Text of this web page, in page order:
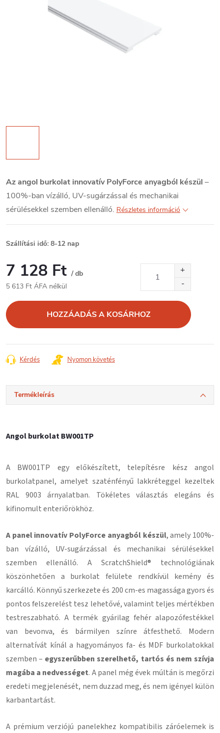
Az angol burkolat innovatív PolyForce anyagból készül –
100%-ban vízálló, UV-sugárzással és mechanikai
sérülésekkel szemben ellenálló. Részletes információ
Szállítási idő: 8-12 nap
7 128 Ft / db
5 613 Ft ÁFA nélkül
HOZZÁADÁS A KOSÁRHOZ
Kérdés Nyomon követés
Termékleírás
Angol burkolat BW001TP
A BW001TP egy előkészített, telepítésre kész angol
burkolatpanel, amelyet szaténfényű lakkréteggel kezeltek
RAL 9003 árnyalatban. Tökéletes választás elegáns és
kifinomult enteriőrökhöz.
A panel innovatív PolyForce anyagból készül, amely 100%-
ban vízálló, UV-sugárzással és mechanikai sérülésekkel
szemben ellenálló. A ScratchShield® technológiának
köszönhetően a burkolat felülete rendkívül kemény és
karcálló. Könnyű szerkezete és 200 cm-es magassága gyors és
pontos felszerelést tesz lehetővé, valamint teljes mértékben
testreszabható. A termék gyárilag fehér alapozófestékkel
van bevonva, és bármilyen színre átfesthető. Modern
alternatívát kínál a hagyományos fa- és MDF burkolatokkal
szemben – egyszerűbben szerelhető, tartós és nem szívja
magába a nedvességet. A panel még évek múltán is megőrzi
eredeti megjelenését, nem duzzad meg, és nem igényel külön
karbantartást.
A prémium verziójú panelekhez kompatibilis záróelemek is